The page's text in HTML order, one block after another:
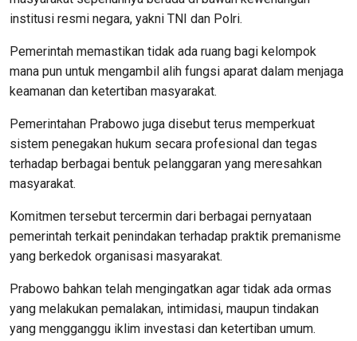
institusi resmi negara, yakni TNI dan Polri.
Pemerintah memastikan tidak ada ruang bagi kelompok
mana pun untuk mengambil alih fungsi aparat dalam menjaga
keamanan dan ketertiban masyarakat.
Pemerintahan Prabowo juga disebut terus memperkuat
sistem penegakan hukum secara profesional dan tegas
terhadap berbagai bentuk pelanggaran yang meresahkan
masyarakat.
Komitmen tersebut tercermin dari berbagai pernyataan
pemerintah terkait penindakan terhadap praktik premanisme
yang berkedok organisasi masyarakat.
Prabowo bahkan telah mengingatkan agar tidak ada ormas
yang melakukan pemalakan, intimidasi, maupun tindakan
yang mengganggu iklim investasi dan ketertiban umum.